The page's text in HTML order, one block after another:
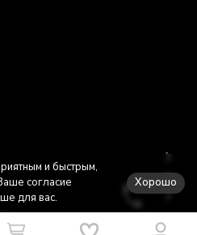
компания"
и быстрым,
согласие
для вас.
Хорошо